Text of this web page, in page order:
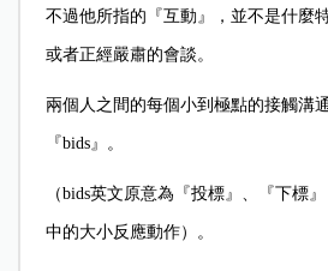
不過他所指的『互動』，並不是什麼
或者正經嚴肅的會談。
兩個人之間的每個小到極點的接觸溝
『bids』。
（bids英文原意為『投標』、『下標
中的大小反應動作）。